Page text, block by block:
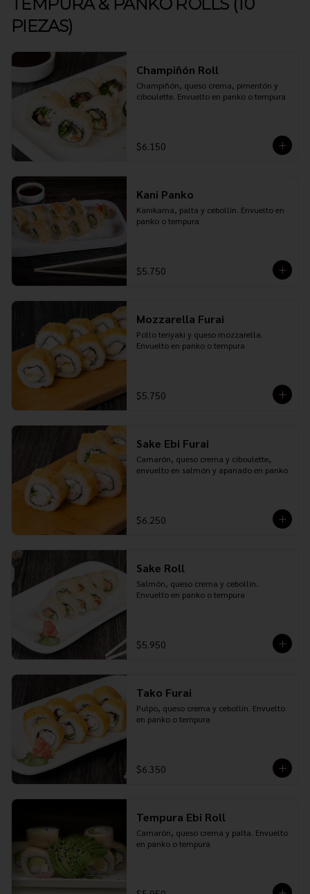
PIEZAS)
Champiñón Roll
Champiñón, queso crema, pimentón y
ciboulette. Envuelto en panko o tempura
$6.150
Kani Panko
Kanikama, palta y cebollín. Envuelto en
panko o tempura
$5.750
Mozzarella Furai
Pollo teriyaki y queso mozzarella.
Envuelto en panko o tempura
$5.750
Sake Ebi Furai
Camarón, queso crema y ciboulette,
envuelto en salmón y apanado en panko
$6.250
Sake Roll
Salmón, queso crema y cebollín.
Envuelto en panko o tempura
$5.950
Tako Furai
Pulpo, queso crema y cebollín. Envuelto
en panko o tempura
$6.350
Tempura Ebi Roll
Camarón, queso crema y palta. Envuelto
en panko o tempura